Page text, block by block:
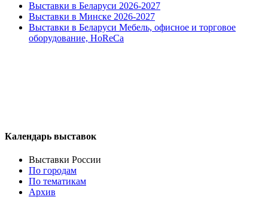
Выставки в Беларуси 2026-2027
Выставки в Минске 2026-2027
Выставки в Беларуси Мебель, офисное и торговое
оборудование, HoReCa
Календарь выставок
Выставки России
По городам
По тематикам
Архив